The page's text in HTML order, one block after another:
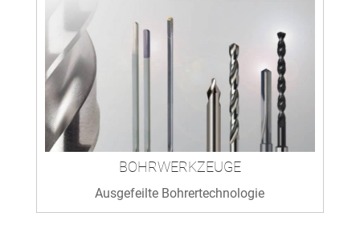
BOHRWERKZEUGE
Ausgefeilte Bohrertechnologie